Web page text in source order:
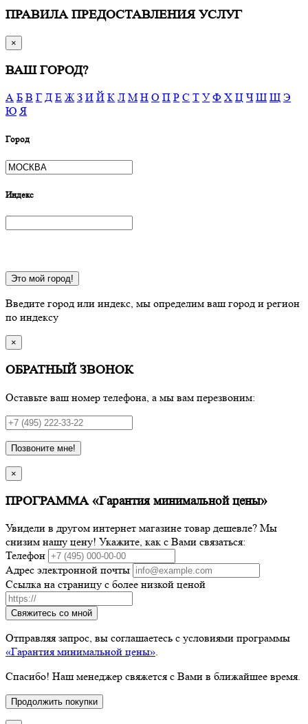
ПРАВИЛА ПРЕДОСТАВЛЕНИЯ УСЛУГ
×
ВАШ ГОРОД?
А Б В Г Д Е Ж З И Й К Л М Н О П Р С Т У Ф Х Ц Ч Ш Щ Э
Ю Я
Город
Индекс
Это мой город!
Введите город или индекс, мы определим ваш город и регион
по индексу
×
ОБРАТНЫЙ ЗВОНОК
Оставьте ваш номер телефона, а мы вам перезвоним:
Позвоните мне!
×
ПРОГРАММА «Гарантия минимальной цены»
Увидели в другом интернет магазине товар дешевле? Мы
снизим нашу цену! Укажите, как с Вами связаться:
Телефон
Адрес электронной почты
Ссылка на страницу с более низкой ценой
Свяжитесь со мной
Отправляя запрос, вы соглашаетесь с условиями программы
«Гарантия минимальной цены».
Спасибо! Наш менеджер свяжется с Вами в ближайшее время.
Продолжить покупки